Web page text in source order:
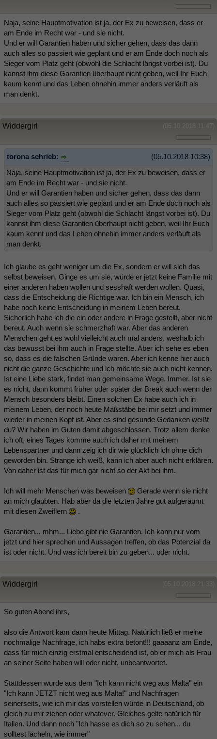
Naja, seine Hauptmotivation ist ja, der Ex zu beweisen, dass er
am Ende im Recht war - und sie nicht.
Und er will Garantien haben und sicher gehen, dass das dann
auch alles so passiert wie geplant und er am Ende doch noch als
Sieger vom Platz geht (obwohl die Schlacht längst vorbei ist). Du
kannst ihm diese Garantien überhaupt nicht geben, weil Ihr Euch
kaum kennt und das Leben ohnehin immer anders verläuft als
man denkt.
(05.10.2018 11:47)
Widdergirl
(05.10.2018 10:38)
torona schrieb:
Naja, seine Hauptmotivation ist ja, der Ex zu beweisen, dass er
am Ende im Recht war - und sie nicht.
Und er will Garantien haben und sicher gehen, dass das dann
auch alles so passiert wie geplant und er am Ende doch noch als
Sieger vom Platz geht (obwohl die Schlacht längst vorbei ist). Du
kannst ihm diese Garantien überhaupt nicht geben, weil Ihr Euch
kaum kennt und das Leben ohnehin immer anders verläuft als
man denkt.
Ich glaube es geht weniger um die Ex, sondern er will sich das
selbst beweisen. Ginge es um sie, würde er jetzt keine Familie mit
einer anderen haben wollen und sesshaft werden wollen. Quasi,
dass die Entscheidung die Richtige war. Ich bin ein Mensch, ich
habe noch keine Entscheidung in meinem Leben bereut.
Sicherlich habe ich die ein oder andere in Frage gestellt, aber nicht
bereut. Auch wenn sie schmerzhaft war. Aber das anderen
Menschen geht es wohl vielleicht auch mal anders, weshalb ich
das bewusst bei ihm auch in Frage stellte. Aber ich sehe es eben
so, dass es die falschen Gründe waren. Aber ich kenne hier auch
nicht die ganze Geschichte und ich möchte sie auch nicht kennen.
Ist eine Liebe stark, findet man gemeinsame Wege. Immer. Ist sie
es nicht, dann kommt früher oder später der Break auch wenn der
Mensch besonders bleibt. Einen solchen Ex habe auch ich in
meinem Leben, der noch heute Maßstäbe bei mir setzt und immer
wieder in meinen Kopf ist. Aber es sind gesunde Gedanken weißt
du? Wir haben im Guten damit abgeschlossen. Trotz allem denke
ich oft, eines Tages komme auch ich daher mit meinem
Lebenspartner und dann zeig ich dir wie glücklich ich ohne dich
geworden bin. Strange ich weiß, kann ich aber auch nicht erklären.
Von daher ist das für mich gar nicht so der Akt bei ihm.
Ich will mehr Menschen was beweisen
Gerade wenn sie nicht
an mich glaubten. Hab aber da die letzten Jahre gut aufgeräumt
mit diesen Zweiflern
.
Garantien... mhm... Liebe gibt nie Garantien. Ich kann nur vom
jetzt und hier sprechen und Aussagen treffen, ob das Potenzial da
ist oder nicht. Und was ich bereit bin zu geben... oder nicht.
(05.10.2018 21:33)
Widdergirl
So guten Abend ihrs,
also die Antwort kam dann heute Mittag. Natürlich ließ er meine
nochmalige Nachfrage, ich habs extra betont!!! gaaaanz am Ende,
dass für mich einzig erstmal entscheidend ist, ob er mich als Frau
an seiner Seite haben will oder nicht, unbeantwortet.
Stattdessen wurde aus dem "Ich kann nicht weg aus Malta" ein
"Ich kann JETZT nicht weg aus Malta!" und Nachfragen
seinerseits, wie ich mir das vorstellen würde in Deutschland, ob
gleich zu mir ziehen oder whatever. Gleiches gelte natürlich für
Italien. Und dann noch "Ich hasse es dich so zu sehen... du
solltest lächeln, wie immer"